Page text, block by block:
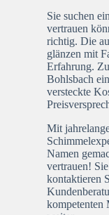
Sie suchen
vertrauen
richtig. Die
glänzen mit
Erfahrung.
Bohlsbach
versteckte
Mit
Namen
vertrauen!
kontaktieren
kompetenten